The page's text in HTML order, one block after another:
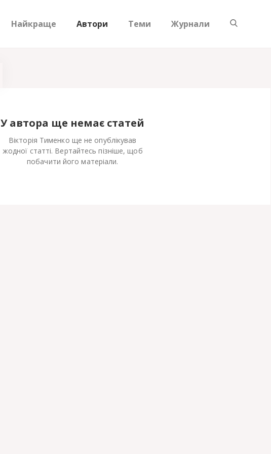
Найкраще Автори Теми Журнали
У автора ще немає статей
Вікторія Тименко ще не опублікував
жодної статті. Вертайтесь пізніше, щоб
побачити його матеріали.